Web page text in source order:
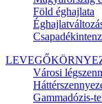
Föld éghajlata
Városi
Gammadózis-